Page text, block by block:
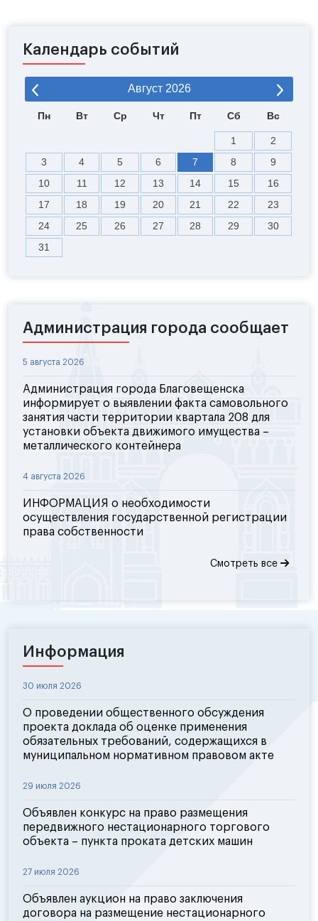
Календарь событий
Август 2026
Пн Вт Ср Чт Пт Сб Вс
1
2
3
4 5 6 7 8
9
10
11 12 13 14 15
16
17
18 19 20 21 22
23
24
25 26 27 28 29
30
31
Администрация города сообщает
5 августа 2026
Администрация города Благовещенска
информирует о выявлении факта самовольного
занятия части территории квартала 208 для
установки объекта движимого имущества –
металлического контейнера
4 августа 2026
ИНФОРМАЦИЯ о необходимости
осуществления государственной регистрации
права собственности
Смотреть все
Информация
30 июля 2026
О проведении общественного обсуждения
проекта доклада об оценке применения
обязательных требований, содержащихся в
муниципальном нормативном правовом акте
29 июля 2026
Объявлен конкурс на право размещения
передвижного нестационарного торгового
объекта – пункта проката детских машин
27 июля 2026
Объявлен аукцион на право заключения
договора на размещение нестационарного